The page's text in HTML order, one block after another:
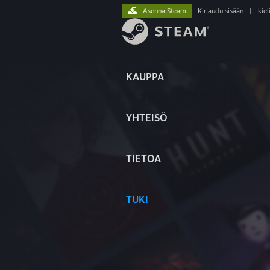
KAUPPA
YHTEISÖ
TIETOA
TUKI
Asenna Steam Kirjaudu sisään kieli